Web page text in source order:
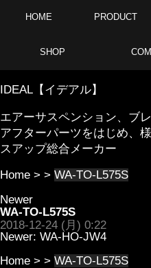
HOME PRODUCT
SHOP
IDEAL【イデアル】
エアーサスペンション、ブ
アフターパーツをはじめ、
スアップ総合メーカー
Home > > WA-TO-L575S
Newer
WA-TO-L575S
2018-12-24 (月) 0:22
Newer: WA-HO-JW4
Home > > WA-TO-L575S